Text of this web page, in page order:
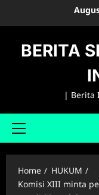
BERITA
| Berita
Primary
Home
HUKUM
Komisi XIII minta